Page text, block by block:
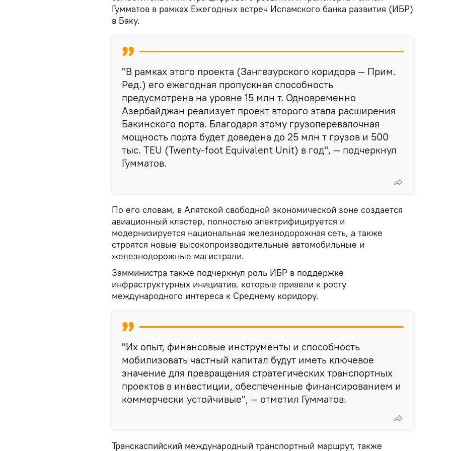
Гумматов в рамках Ежегодных встреч Исламского банка развития (ИБР)
в Баку.
"В рамках этого проекта (Зангезурского коридора — Прим.
Ред.) его ежегодная пропускная способность
предусмотрена на уровне 15 млн т. Одновременно
Азербайджан реализует проект второго этапа расширения
Бакинского порта. Благодаря этому грузоперевалочная
мощность порта будет доведена до 25 млн т грузов и 500
тыс. TEU (Twenty-foot Equivalent Unit) в год", — подчеркнул
Гумматов.
По его словам, в Алятской свободной экономической зоне создается
авиационный кластер, полностью электрифицируется и
модернизируется национальная железнодорожная сеть, а также
строятся новые высокопроизводительные автомобильные и
железнодорожные магистрали.
Замминистра также подчеркнул роль ИБР в поддержке
инфраструктурных инициатив, которые привели к росту
международного интереса к Среднему коридору.
"Их опыт, финансовые инструменты и способность
мобилизовать частный капитал будут иметь ключевое
значение для превращения стратегических транспортных
проектов в инвестиции, обеспеченные финансированием и
коммерчески устойчивые", — отметил Гумматов.
Транскаспийский международный транспортный маршрут, также